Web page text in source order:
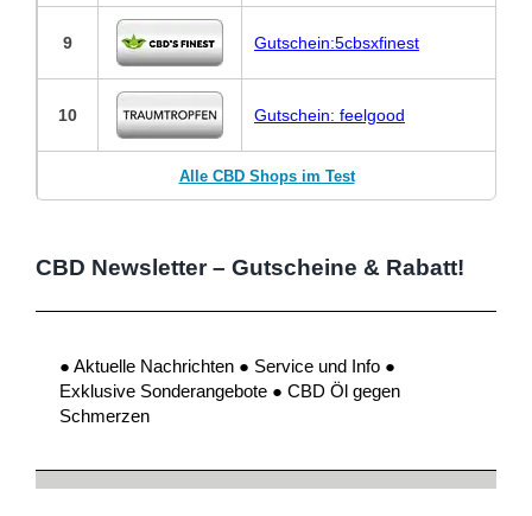
9 Gutschein:5cbsxfinest
10 Gutschein: feelgood
Alle CBD Shops im Test
CBD Newsletter – Gutscheine & Rabatt!
● Aktuelle Nachrichten ● Service und Info ●
Exklusive Sonderangebote ● CBD Öl gegen
Schmerzen